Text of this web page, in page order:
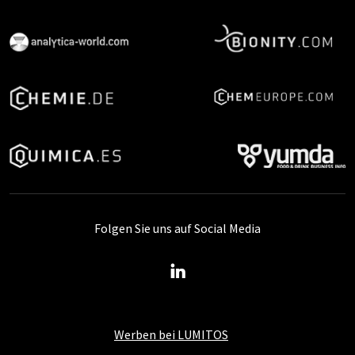
Werben bei LUMITOS
Folgen Sie uns auf Social Media